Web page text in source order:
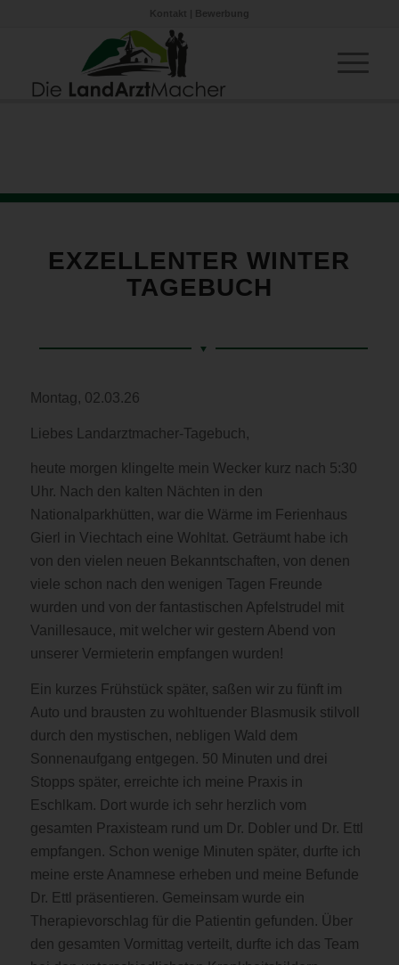
EXZELLENTER WINTER
TAGEBUCH
Montag, 02.03.26
Liebes Landarztmacher-Tagebuch,
heute morgen klingelte mein Wecker kurz nach 5:30
Uhr. Nach den kalten Nächten in den
Nationalparkhütten, war die Wärme im Ferienhaus
Gierl in Viechtach eine Wohltat. Geträumt habe ich
von den vielen neuen Bekanntschaften, von denen
viele schon nach den wenigen Tagen Freunde
wurden und von der fantastischen Apfelstrudel mit
Vanillesauce, mit welcher wir gestern Abend von
unserer Vermieterin empfangen wurden!
Ein kurzes Frühstück später, saßen wir zu fünft im
Auto und brausten zu wohltuender Blasmusik stilvoll
durch den mystischen, nebligen Wald dem
Sonnenaufgang entgegen. 50 Minuten und drei
Stopps später, erreichte ich meine Praxis in
Eschlkam. Dort wurde ich sehr herzlich vom
gesamten Praxisteam rund um Dr. Dobler und Dr. Ettl
empfangen. Schon wenige Minuten später, durfte ich
meine erste Anamnese erheben und meine Befunde
Dr. Ettl präsentieren. Gemeinsam wurde ein
Therapievorschlag für die Patientin gefunden. Über
den gesamten Vormittag verteilt, durfte ich das Team